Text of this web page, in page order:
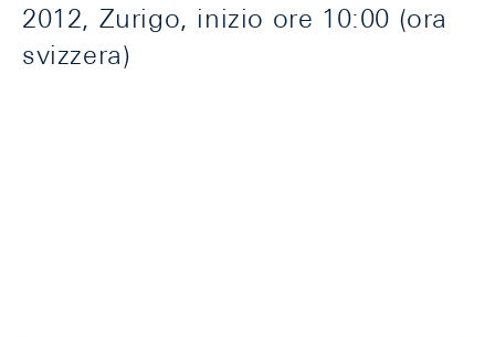
2012, Zurigo, inizio ore 10:00 (ora
svizzera)